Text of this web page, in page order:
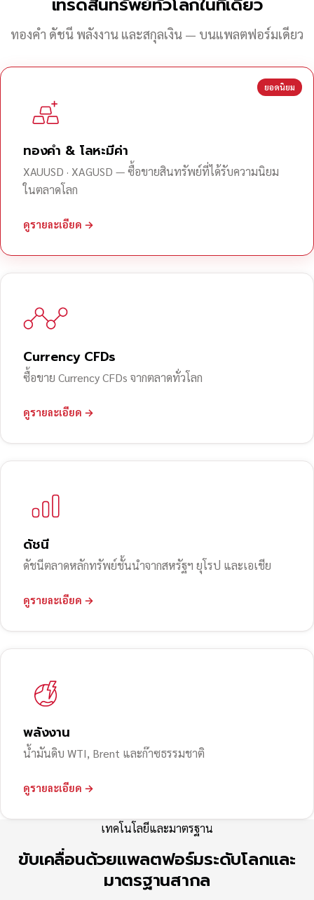
ทองคำ ดัชนี พลังงาน และสกุลเงิน — บนแพลตฟอร์มเดียว
ยอดนิยม
ทองคำ & โลหะมีค่า
XAUUSD · XAGUSD — ซื้อขายสินทรัพย์ที่ได้รับความนิยม
ในตลาดโลก
ดูรายละเอียด →
Currency CFDs
ซื้อขาย Currency CFDs จากตลาดทั่วโลก
ดูรายละเอียด →
ดัชนี
ดัชนีตลาดหลักทรัพย์ชั้นนำจากสหรัฐฯ ยุโรป และเอเชีย
ดูรายละเอียด →
พลังงาน
น้ำมันดิบ WTI, Brent และก๊าซธรรมชาติ
ดูรายละเอียด →
เทคโนโลยีและมาตรฐาน
ขับเคลื่อนด้วยแพลตฟอร์มระดับโลกและ
มาตรฐานสากล